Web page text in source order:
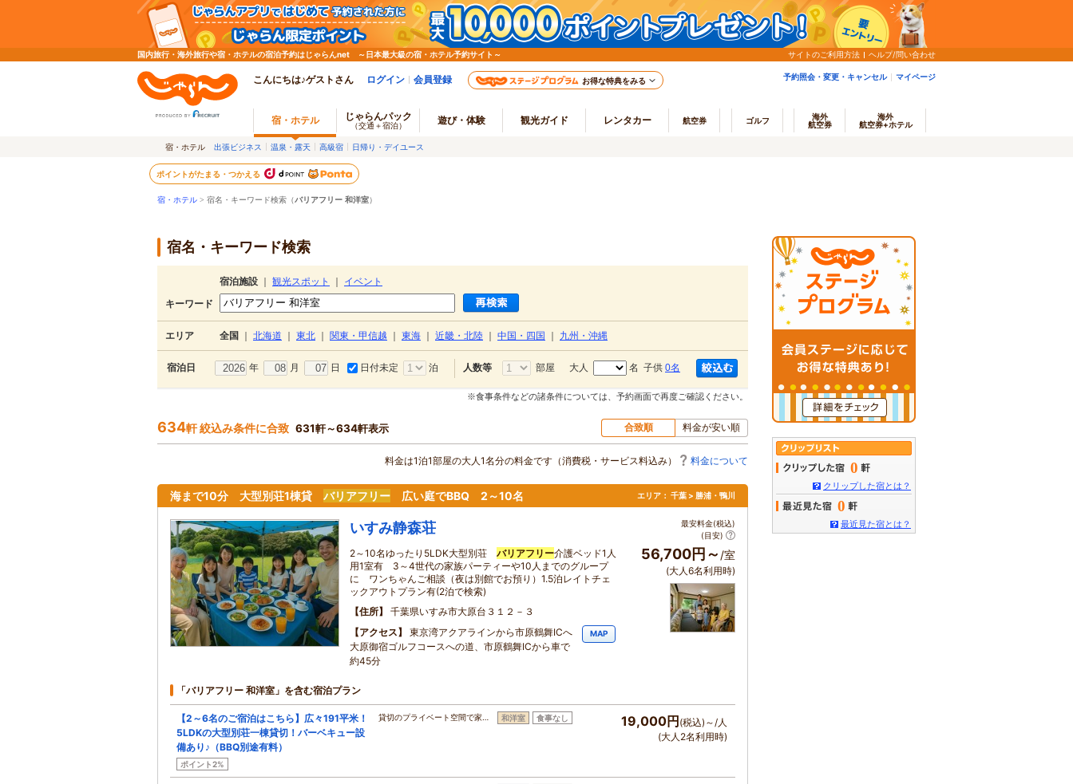
国内旅行・海外旅行や宿・ホテルの宿泊予約はじゃらんnet ～日本最大級の宿・ホテル予約サイト～ サイトのご利用方法 ヘルプ/問い合わせ
こんにちは♪ゲストさん ログイン 会員登録 お得な特典をみる 予約照会・変更・キャンセル マイページ
宿・ホテル じゃらんパック
（交通＋宿泊） 遊び・体験 観光ガイド レンタカー 航空券 ゴルフ
海外
航空券
海外
航空券+ホテル
宿・ホテル 出張ビジネス 温泉・露天 高級宿 日帰り・デイユース
ポイントがたまる・つかえる
宿・ホテル > 宿名・キーワード検索（バリアフリー 和洋室）
宿名・キーワード検索
宿泊施設 観光スポット
イベント
キーワード
エリア 全国 北海道 東北 関東・甲信越 東海 近畿・北陸 中国・四国 九州・沖縄
宿泊日 年 月 日 日付未定 泊 人数等 部屋 大人 名 子供 0名
※食事条件などの諸条件については、予約画面で再度ご確認ください。
634軒 絞込み条件に合致 631軒～634軒表示 合致順 料金が安い順
料金は1泊1部屋の大人1名分の料金です（消費税・サービス料込み） 料金について
海まで10分 大型別荘1棟貸 バリアフリー 広い庭でBBQ 2～10名 エリア： 千葉 > 勝浦・鴨川
いすみ静森荘
2～10名ゆったり5LDK大型別荘 バリアフリー介護ベッド1人
用1室有 3～4世代の家族パーティーや10人までのグループ
に ワンちゃんご相談（夜は別館でお預り）1.5泊レイトチェ
ックアウトプラン有(2泊で検索)
住所
千葉県いすみ市大原台３１２－３
アクセス
東京湾アクアラインから市原鶴舞ICへ
大原御宿ゴルフコースへの道、市原鶴舞ICから車で
約45分
MAP
最安料金(税込)
(目安)
56,700円～ /室
(大人6名利用時)
「バリアフリー 和洋室」を含む宿泊プラン
【2～6名のご宿泊はこちら】広々191平米！
5LDKの大型別荘一棟貸切！バーベキュー設
備あり♪（BBQ別途有料）
ポイント2%
貸切のプライベート空間で家… 和洋室 食事なし 19,000円 (税込)～/人
(大人2名利用時)
0
クリップした宿とは？
0
最近見た宿とは？